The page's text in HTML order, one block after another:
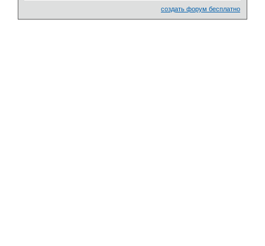
создать форум бесплатно